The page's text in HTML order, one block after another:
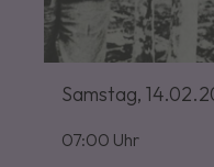
Samstag,
07:00 Uhr